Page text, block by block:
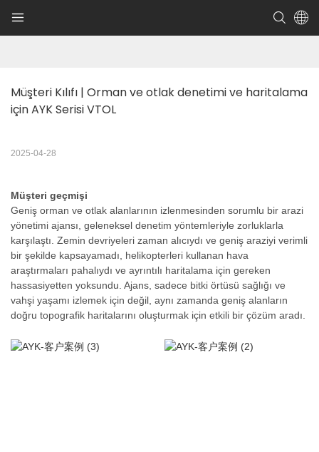
Müşteri Kılıfı | Orman ve otlak denetimi ve haritalama
için AYK Serisi VTOL
2025-04-28
Müşteri geçmişi
Geniş orman ve otlak alanlarının izlenmesinden sorumlu bir arazi
yönetimi ajansı, geleneksel denetim yöntemleriyle zorluklarla
karşılaştı. Zemin devriyeleri zaman alıcıydı ve geniş araziyi verimli
bir şekilde kapsayamadı, helikopterleri kullanan hava
araştırmaları pahalıydı ve ayrıntılı haritalama için gereken
hassasiyetten yoksundu. Ajans, sadece bitki örtüsü sağlığı ve
vahşi yaşamı izlemek için değil, aynı zamanda geniş alanların
doğru topografik haritalarını oluşturmak için etkili bir çözüm aradı.